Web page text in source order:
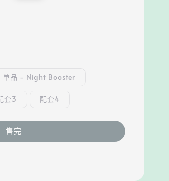
单品 - Night Booster
套3 配套4
售完